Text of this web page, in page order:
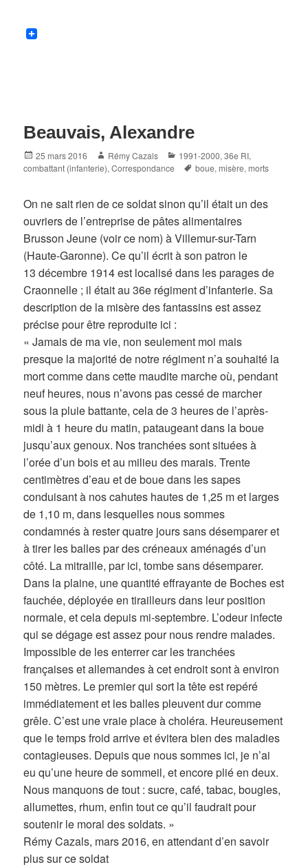
Beauvais, Alexandre
Posted
on
25 mars 2016 Author
Rémy Cazals Categories
1991-2000,36e RI,
combattant (infanterie),Correspondance Tags
boue,misère,morts
On ne sait rien de ce soldat sinon qu’il était un des
ouvriers de l’entreprise de pâtes alimentaires
Brusson Jeune (voir ce nom) à Villemur-sur-Tarn
(Haute-Garonne). Ce qu’il écrit à son patron le
13 décembre 1914 est localisé dans les parages de
Craonnelle ; il était au 36e régiment d’infanterie. Sa
description de la misère des fantassins est assez
précise pour être reproduite ici :
« Jamais de ma vie, non seulement moi mais
presque la majorité de notre régiment n’a souhaité la
mort comme dans cette maudite marche où, pendant
neuf heures, nous n’avons pas cessé de marcher
sous la pluie battante, cela de 3 heures de l’après-
midi à 1 heure du matin, pataugeant dans la boue
jusqu’aux genoux. Nos tranchées sont situées à
l’orée d’un bois et au milieu des marais. Trente
centimètres d’eau et de boue dans les sapes
conduisant à nos cahutes hautes de 1,25 m et larges
de 1,10 m, dans lesquelles nous sommes
condamnés à rester quatre jours sans désemparer et
à tirer les balles par des créneaux aménagés d’un
côté. La mitraille, par ici, tombe sans désemparer.
Dans la plaine, une quantité effrayante de Boches est
fauchée, déployée en tirailleurs dans leur position
normale, et cela depuis mi-septembre. L’odeur infecte
qui se dégage est assez pour nous rendre malades.
Impossible de les enterrer car les tranchées
françaises et allemandes à cet endroit sont à environ
150 mètres. Le premier qui sort la tête est repéré
immédiatement et les balles pleuvent dur comme
grêle. C’est une vraie place à choléra. Heureusement
que le temps froid arrive et évitera bien des maladies
contagieuses. Depuis que nous sommes ici, je n’ai
eu qu’une heure de sommeil, et encore plié en deux.
Nous manquons de tout : sucre, café, tabac, bougies,
allumettes, rhum, enfin tout ce qu’il faudrait pour
soutenir le moral des soldats. »
Rémy Cazals, mars 2016, en attendant d’en savoir
plus sur ce soldat